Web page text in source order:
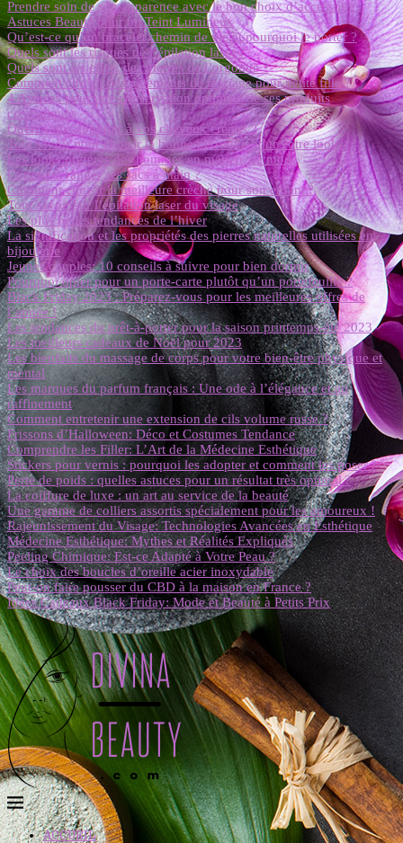
Prendre soin de son apparence avec le bon choix d’accessoire
Astuces Beauté pour un Teint Lumineux
Qu’est-ce qu’un bracelet chemin de vie et pourquoi le porter ?
Quels sont les risques de l’épilation laser ?
Quels sont les effets des pierres de l’orgonite ?
Comment choisir des vêtements de mariage pour petite fille ?
4 Astuces pour une conservation optimale de ses produits
cosmétiques
Quels soins apporter à vos cheveux crépus ?
Tout savoir pour choisir la bonne perruque pour votre look
Les looks préférés des hommes en matière de mode
Comment ranger ses sacs à main ?
Comment choisir la meilleure crèche pour son enfant ?
Tout savoir sur l’épilation laser du visage
Les plus belles tendances de l’hiver
La signification et les propriétés des pierres naturelles utilisées en
bijouterie
Jeunes couples: 10 conseils à suivre pour bien dormir
Pourquoi opter pour un porte-carte plutôt qu’un portefeuille ?
Black Friday 2023 : Préparez-vous pour les meilleures offres de
l’année !
Les tendances du prêt-à-porter pour la saison printemps-été 2023
Les meilleurs cadeaux de Noël pour 2023
Les bienfaits du massage de corps pour votre bien-être physique et
mental
Les marques du parfum français : Une ode à l’élégance et au
raffinement
Comment entretenir une extension de cils volume russe ?
Frissons d’Halloween: Déco et Costumes Tendance
Comprendre les Filler: L’Art de la Médecine Esthétique
Stickers pour vernis : pourquoi les adopter et comment les poser ?
Perte de poids : quelles astuces pour un résultat très optimal ?
La coiffure de luxe : un art au service de la beauté
Une gamme de colliers assortis spécialement pour les amoureux !
Rajeunissement du Visage: Technologies Avancées en Esthétique
Médecine Esthétique: Mythes et Réalités Expliqués
Peeling Chimique: Est-ce Adapté à Votre Peau ?
Le choix des boucles d’oreille acier inoxydable
Peut-on faire pousser du CBD à la maison en France ?
Idées Cadeaux Black Friday: Mode et Beauté à Petits Prix
ACCUEIL